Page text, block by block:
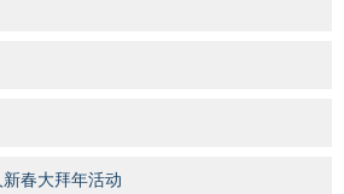
春大拜年活动